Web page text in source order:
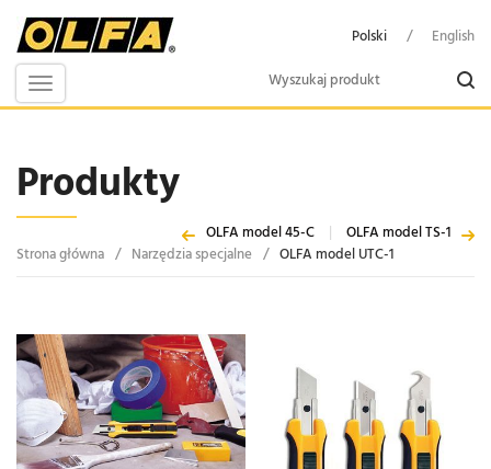
Polski / English
Toggle
navigation
Produkty
Strona główna / Narzędzia specjalne / OLFA model UTC-1
OLFA model 45-C | OLFA model TS-1